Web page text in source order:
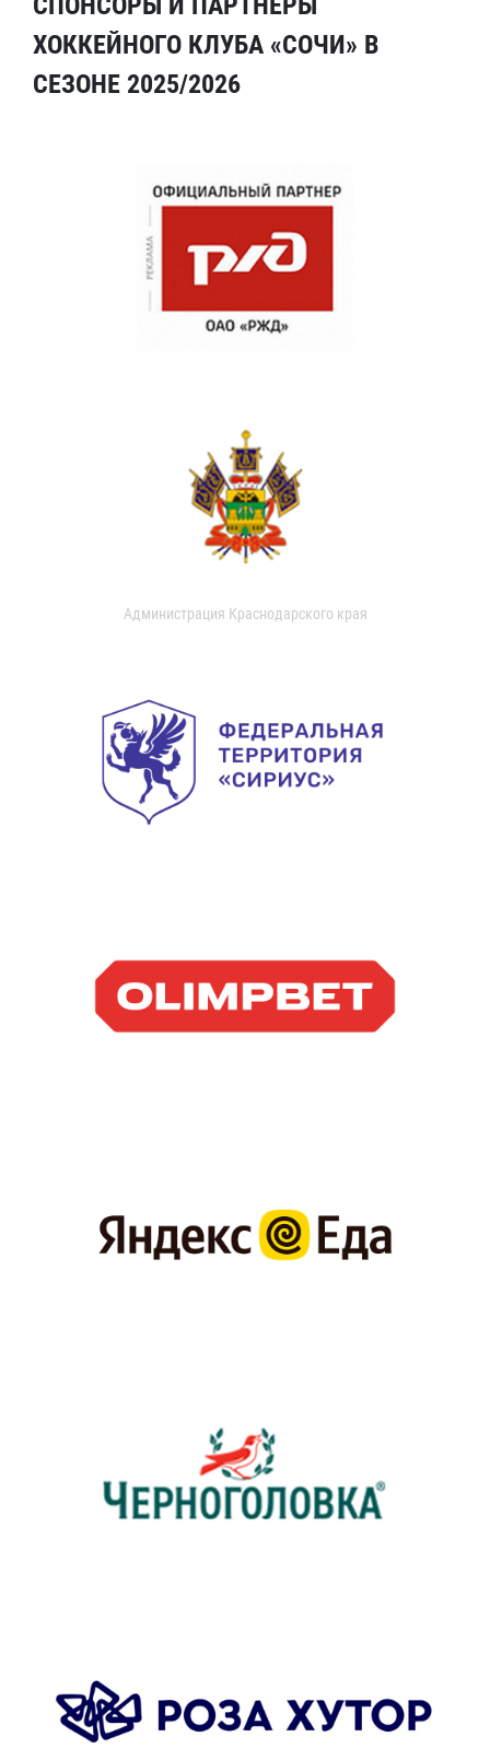
ХОККЕЙНОГО КЛУБА «СОЧИ» В
СЕЗОНЕ 2025/2026
Администрация Краснодарского края